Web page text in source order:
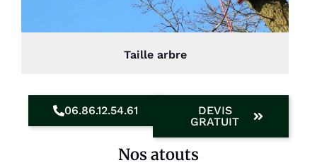
Taille arbre
06.86.12.54.61
DEVIS
GRATUIT
Nos atouts